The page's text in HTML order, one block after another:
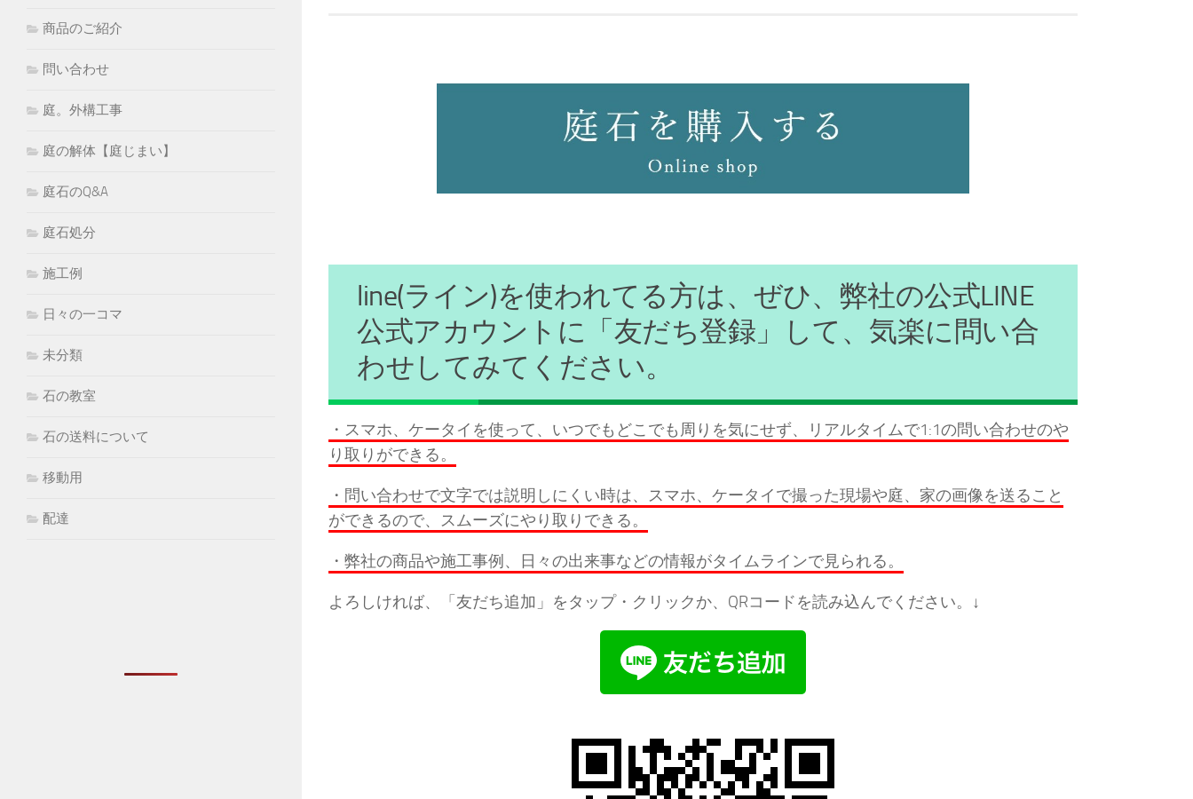
line(ライン)を使われてる方は、ぜひ、弊社の公式LINE
公式アカウントに「友だち登録」して、気楽に問い合
わせしてみてください。
・スマホ、ケータイを使って、いつでもどこでも周りを気にせず、リアルタイムで1:1の問い合わせのや
り取りができる。
・問い合わせで文字では説明しにくい時は、スマホ、ケータイで撮った現場や庭、家の画像を送ること
ができるので、スムーズにやり取りできる。
・弊社の商品や施工事例、日々の出来事などの情報がタイムラインで見られる。
よろしければ、「友だち追加」をタップ・クリックか、QRコードを読み込んでください。↓
商品のご紹介
問い合わせ
庭。外構工事
庭の解体【庭じまい】
庭石のQ&A
庭石処分
施工例
日々の一コマ
未分類
石の教室
石の送料について
移動用
配達